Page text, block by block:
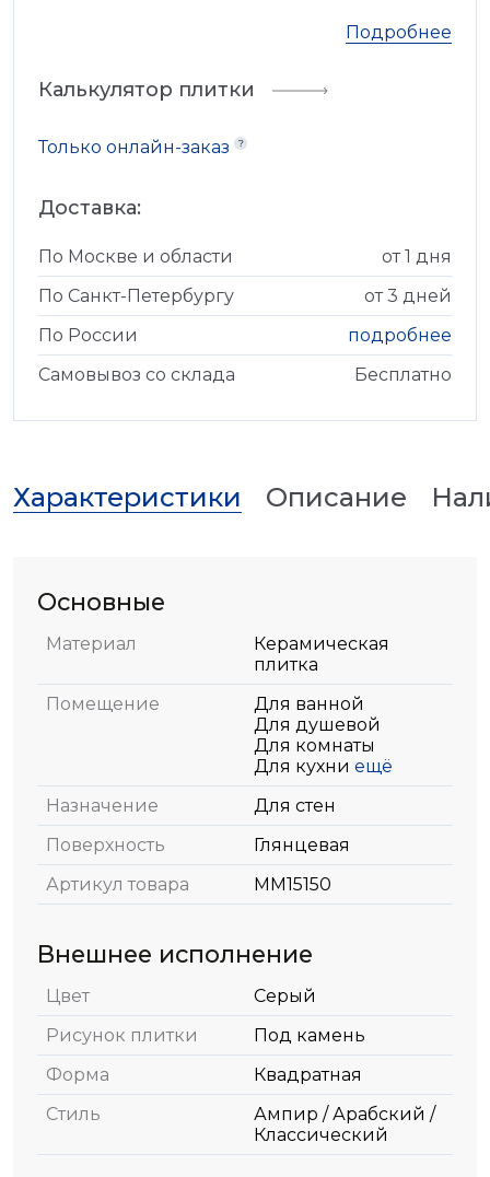
Подробнее
Калькулятор плитки
Только онлайн-заказ
Доставка:
По Москве и области
от 1 дня
По Санкт-Петербургу
от 3 дней
По России
подробнее
Самовывоз со склада
Бесплатно
Характеристики Описание
Основные
Материал
Керамическая
плитка
Помещение
Для ванной
Для душевой
Для комнаты
Для кухни ещё
Назначение
Для стен
Поверхность
Глянцевая
Артикул товара
MM15150
Внешнее исполнение
Цвет
Серый
Рисунок плитки
Под камень
Форма
Квадратная
Стиль
Ампир / Арабский /
Классический